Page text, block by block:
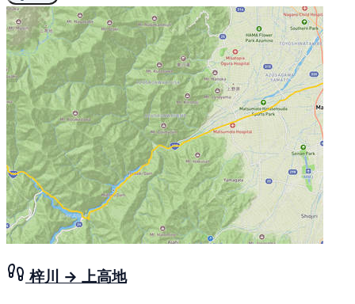
梓川 → 上高地